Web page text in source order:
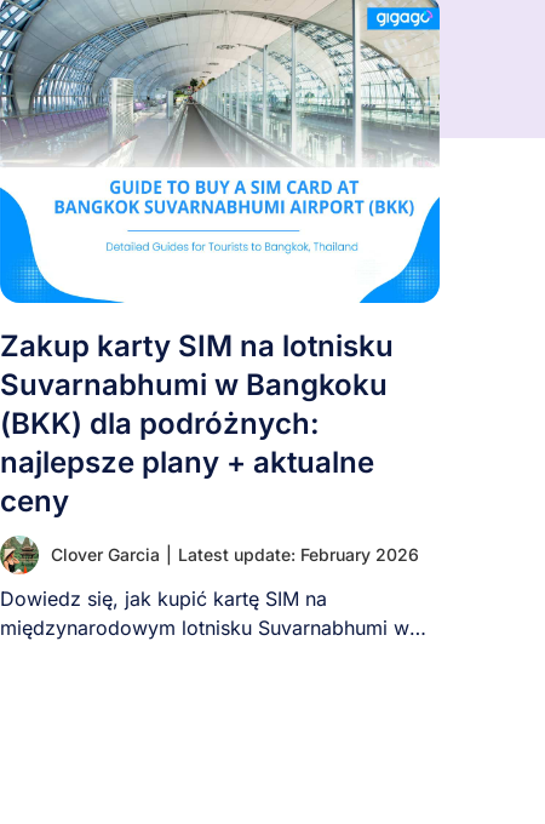
Zakup karty SIM na lotnisku
Suvarnabhumi w Bangkoku
(BKK) dla podróżnych:
najlepsze plany + aktualne
ceny
Clover Garcia Latest update: February 2026
Dowiedz się, jak kupić kartę SIM na
międzynarodowym lotnisku Suvarnabhumi w